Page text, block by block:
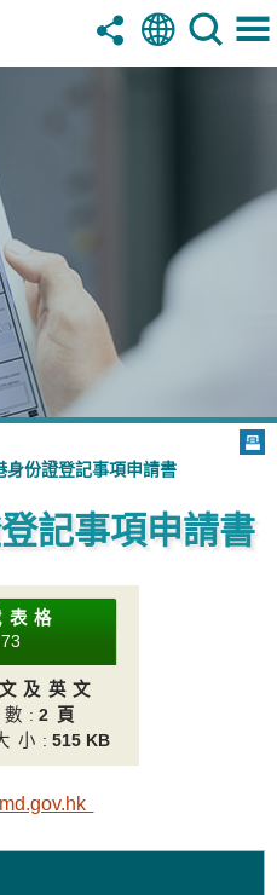
身份證登記事項申請書
記事項申請書
表格
3
及英文
:2頁
小 : 515 KB
k